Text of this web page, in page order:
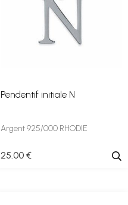
Pendentif initiale N
Argent 925/000 RHODIE
25.00 €